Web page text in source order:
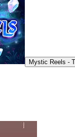
Mystic Reels -